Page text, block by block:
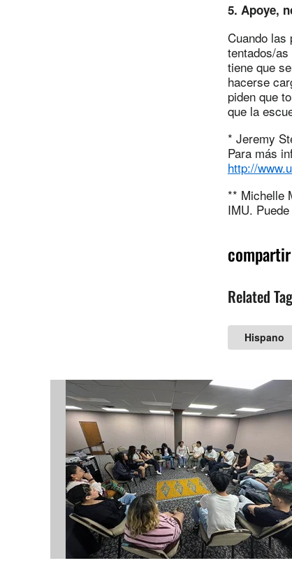
5. Apoye,
Cuando las
tentados/
tiene que
hacerse
piden que
que la
* Jeremy
Para más
http://
** Michelle
IMU.
compartir
Related
Hispano